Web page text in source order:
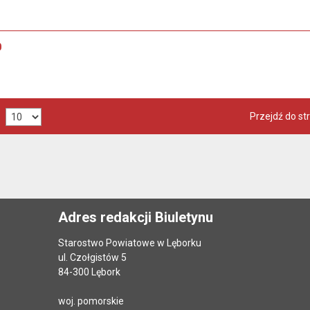
Przejdź do
Adres redakcji Biuletynu
Starostwo Powiatowe w Lęborku
ul. Czołgistów 5
84-300 Lębork
woj. pomorskie